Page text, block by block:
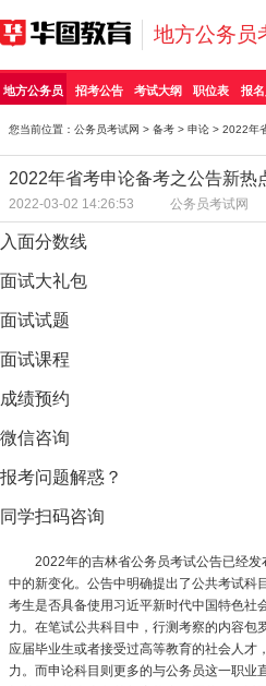
地方公务员
地方公务员 招考公告 考试大纲 职位表 报
您当前位置： 公务员考试网 > 备考 > 申论 > 2022年
2022年省考申论备考之公告新热
2022-03-02 14:26:53 公务员考试网
入面分数线
面试大礼包
面试试题
面试课程
成绩预约
微信咨询
报考问题解惑？
同学扫码咨询
2022年的吉林省公务员考试公告已经
中的新变化。公告中明确提出了公共考试科
考生是否具备使用习近平新时代中国特色社
力。在笔试公共科目中，行测考察的内容包
应届毕业生或者接受过高等教育的社会人才
力。而申论科目则更多的与公务员这一职业